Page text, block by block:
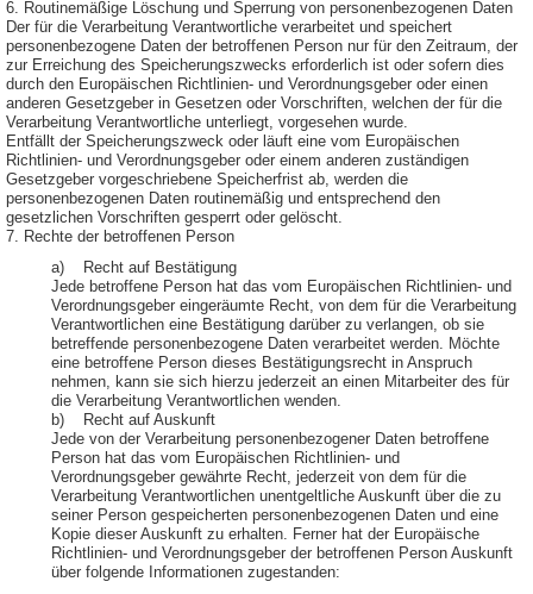
6. Routinemäßige Löschung und Sperrung von personenbezogenen Daten
Der für die Verarbeitung Verantwortliche verarbeitet und speichert
personenbezogene Daten der betroffenen Person nur für den Zeitraum, der
zur Erreichung des Speicherungszwecks erforderlich ist oder sofern dies
durch den Europäischen Richtlinien- und Verordnungsgeber oder einen
anderen Gesetzgeber in Gesetzen oder Vorschriften, welchen der für die
Verarbeitung Verantwortliche unterliegt, vorgesehen wurde.
Entfällt der Speicherungszweck oder läuft eine vom Europäischen
Richtlinien- und Verordnungsgeber oder einem anderen zuständigen
Gesetzgeber vorgeschriebene Speicherfrist ab, werden die
personenbezogenen Daten routinemäßig und entsprechend den
gesetzlichen Vorschriften gesperrt oder gelöscht.
7. Rechte der betroffenen Person
a) Recht auf Bestätigung
Jede betroffene Person hat das vom Europäischen Richtlinien- und
Verordnungsgeber eingeräumte Recht, von dem für die Verarbeitung
Verantwortlichen eine Bestätigung darüber zu verlangen, ob sie
betreffende personenbezogene Daten verarbeitet werden. Möchte
eine betroffene Person dieses Bestätigungsrecht in Anspruch
nehmen, kann sie sich hierzu jederzeit an einen Mitarbeiter des für
die Verarbeitung Verantwortlichen wenden.
b) Recht auf Auskunft
Jede von der Verarbeitung personenbezogener Daten betroffene
Person hat das vom Europäischen Richtlinien- und
Verordnungsgeber gewährte Recht, jederzeit von dem für die
Verarbeitung Verantwortlichen unentgeltliche Auskunft über die zu
seiner Person gespeicherten personenbezogenen Daten und eine
Kopie dieser Auskunft zu erhalten. Ferner hat der Europäische
Richtlinien- und Verordnungsgeber der betroffenen Person Auskunft
über folgende Informationen zugestanden: